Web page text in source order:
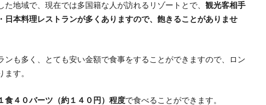
猫（ペット）
150校超！バンコクのイン
バンコク移住は驚く
地域で、現在では多国籍な人が訪れるリゾートとで、 観光客相手
日本料理レストランが多くありますので、飽きることがありませ
ンも多く、とても安い金額で食事をすることができますので、ロン
す。
食４０バーツ（約１４０円）程度で食べることができます。